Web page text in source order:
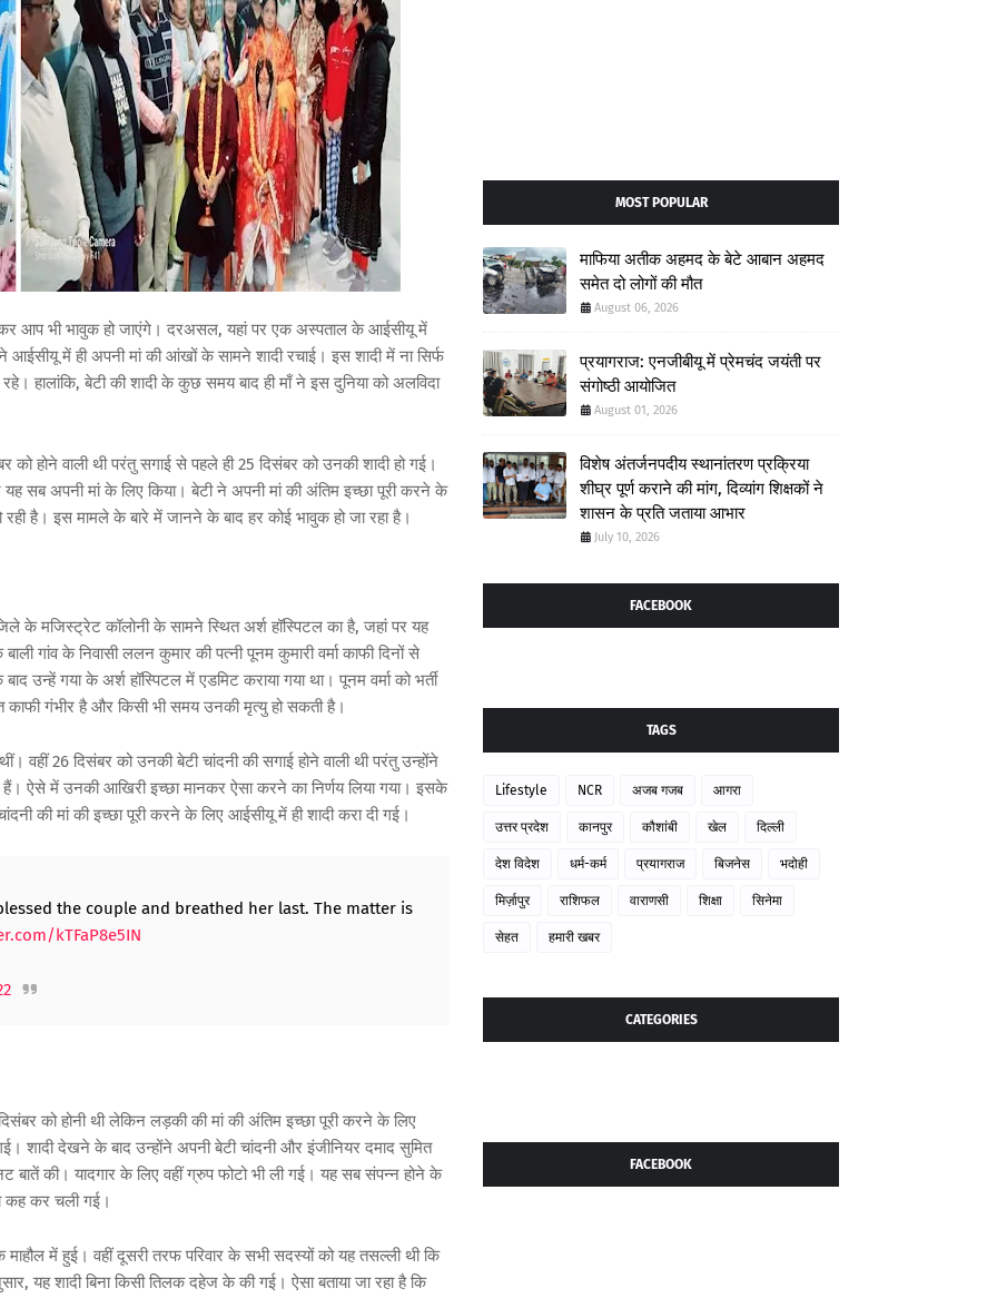
आप भी भावुक हो जाएंगे। दरअसल, यहां पर एक अस्पताल के आईसीयू में
आईसीयू में ही अपनी मां की आंखों के सामने शादी रचाई। इस शादी में ना सिर्फ
हालांकि, बेटी की शादी के कुछ समय बाद ही माँ ने इस दुनिया को अलविदा
होने वाली थी परंतु सगाई से पहले ही 25 दिसंबर को उनकी शादी हो गई।
सब अपनी मां के लिए किया। बेटी ने अपनी मां की अंतिम इच्छा पूरी करने के
है। इस मामले के बारे में जानने के बाद हर कोई भावुक हो जा रहा है।
मजिस्ट्रेट कॉलोनी के सामने स्थित अर्श हॉस्पिटल का है, जहां पर यह
गांव के निवासी ललन कुमार की पत्नी पूनम कुमारी वर्मा काफी दिनों से
उन्हें गया के अर्श हॉस्पिटल में एडमिट कराया गया था। पूनम वर्मा को भर्ती
काफी गंभीर है और किसी भी समय उनकी मृत्यु हो सकती है।
वहीं 26 दिसंबर को उनकी बेटी चांदनी की सगाई होने वाली थी परंतु उन्होंने
हैं। ऐसे में उनकी आखिरी इच्छा मानकर ऐसा करने का निर्णय लिया गया। इसके
की मां की इच्छा पूरी करने के लिए आईसीयू में ही शादी करा दी गई।
the couple and breathed her last. The matter is
kTFaP8e5IN
दिसंबर को होनी थी लेकिन लड़की की मां की अंतिम इच्छा पूरी करने के लिए
शादी देखने के बाद उन्होंने अपनी बेटी चांदनी और इंजीनियर दमाद सुमित
बातें की। यादगार के लिए वहीं ग्रुप फोटो भी ली गई। यह सब संपन्न होने के
कह कर चली गई।
माहौल में हुई। वहीं दूसरी तरफ परिवार के सभी सदस्यों को यह तसल्ली थी कि
यह शादी बिना किसी तिलक दहेज के की गई। ऐसा बताया जा रहा है कि
MOST POPULAR
माफिया अतीक अहमद के बेटे आबान अहमद
समेत दो लोगों की मौत
August 06, 2026
प्रयागराज: एनजीबीयू में प्रेमचंद जयंती पर
संगोष्ठी आयोजित
August 01, 2026
विशेष अंतर्जनपदीय स्थानांतरण प्रक्रिया
शीघ्र पूर्ण कराने की मांग, दिव्यांग शिक्षकों ने
शासन के प्रति जताया आभार
July 10, 2026
FACEBOOK
TAGS
Lifestyle NCR अजब गजब आगरा
उत्तर प्रदेश कानपुर कौशांबी खेल दिल्ली
देश विदेश धर्म-कर्म प्रयागराज बिजनेस भदोही
मिर्ज़ापुर राशिफल वाराणसी शिक्षा सिनेमा
सेहत हमारी खबर
CATEGORIES
FACEBOOK